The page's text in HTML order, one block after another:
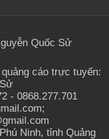
Quốc Sử
cáo trực tuyến:
- 0868.277.701
Ninh, tỉnh Quảng